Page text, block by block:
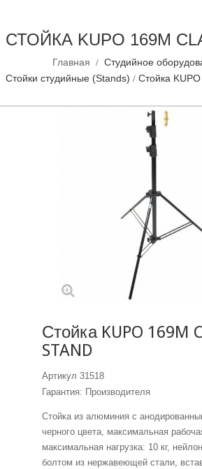
СТОЙКА KUPO 169M
Главная
Студийное
Стойки студийные (Stands)
Стойка
Стойка KUPO 169M
STAND
Артикул 31518
Гарантия: Производителя
Стойка из алюминия с
черного цвета, максимальная
максимальная нагрузка: 10 кг,
болтом из нержавеющей стали,